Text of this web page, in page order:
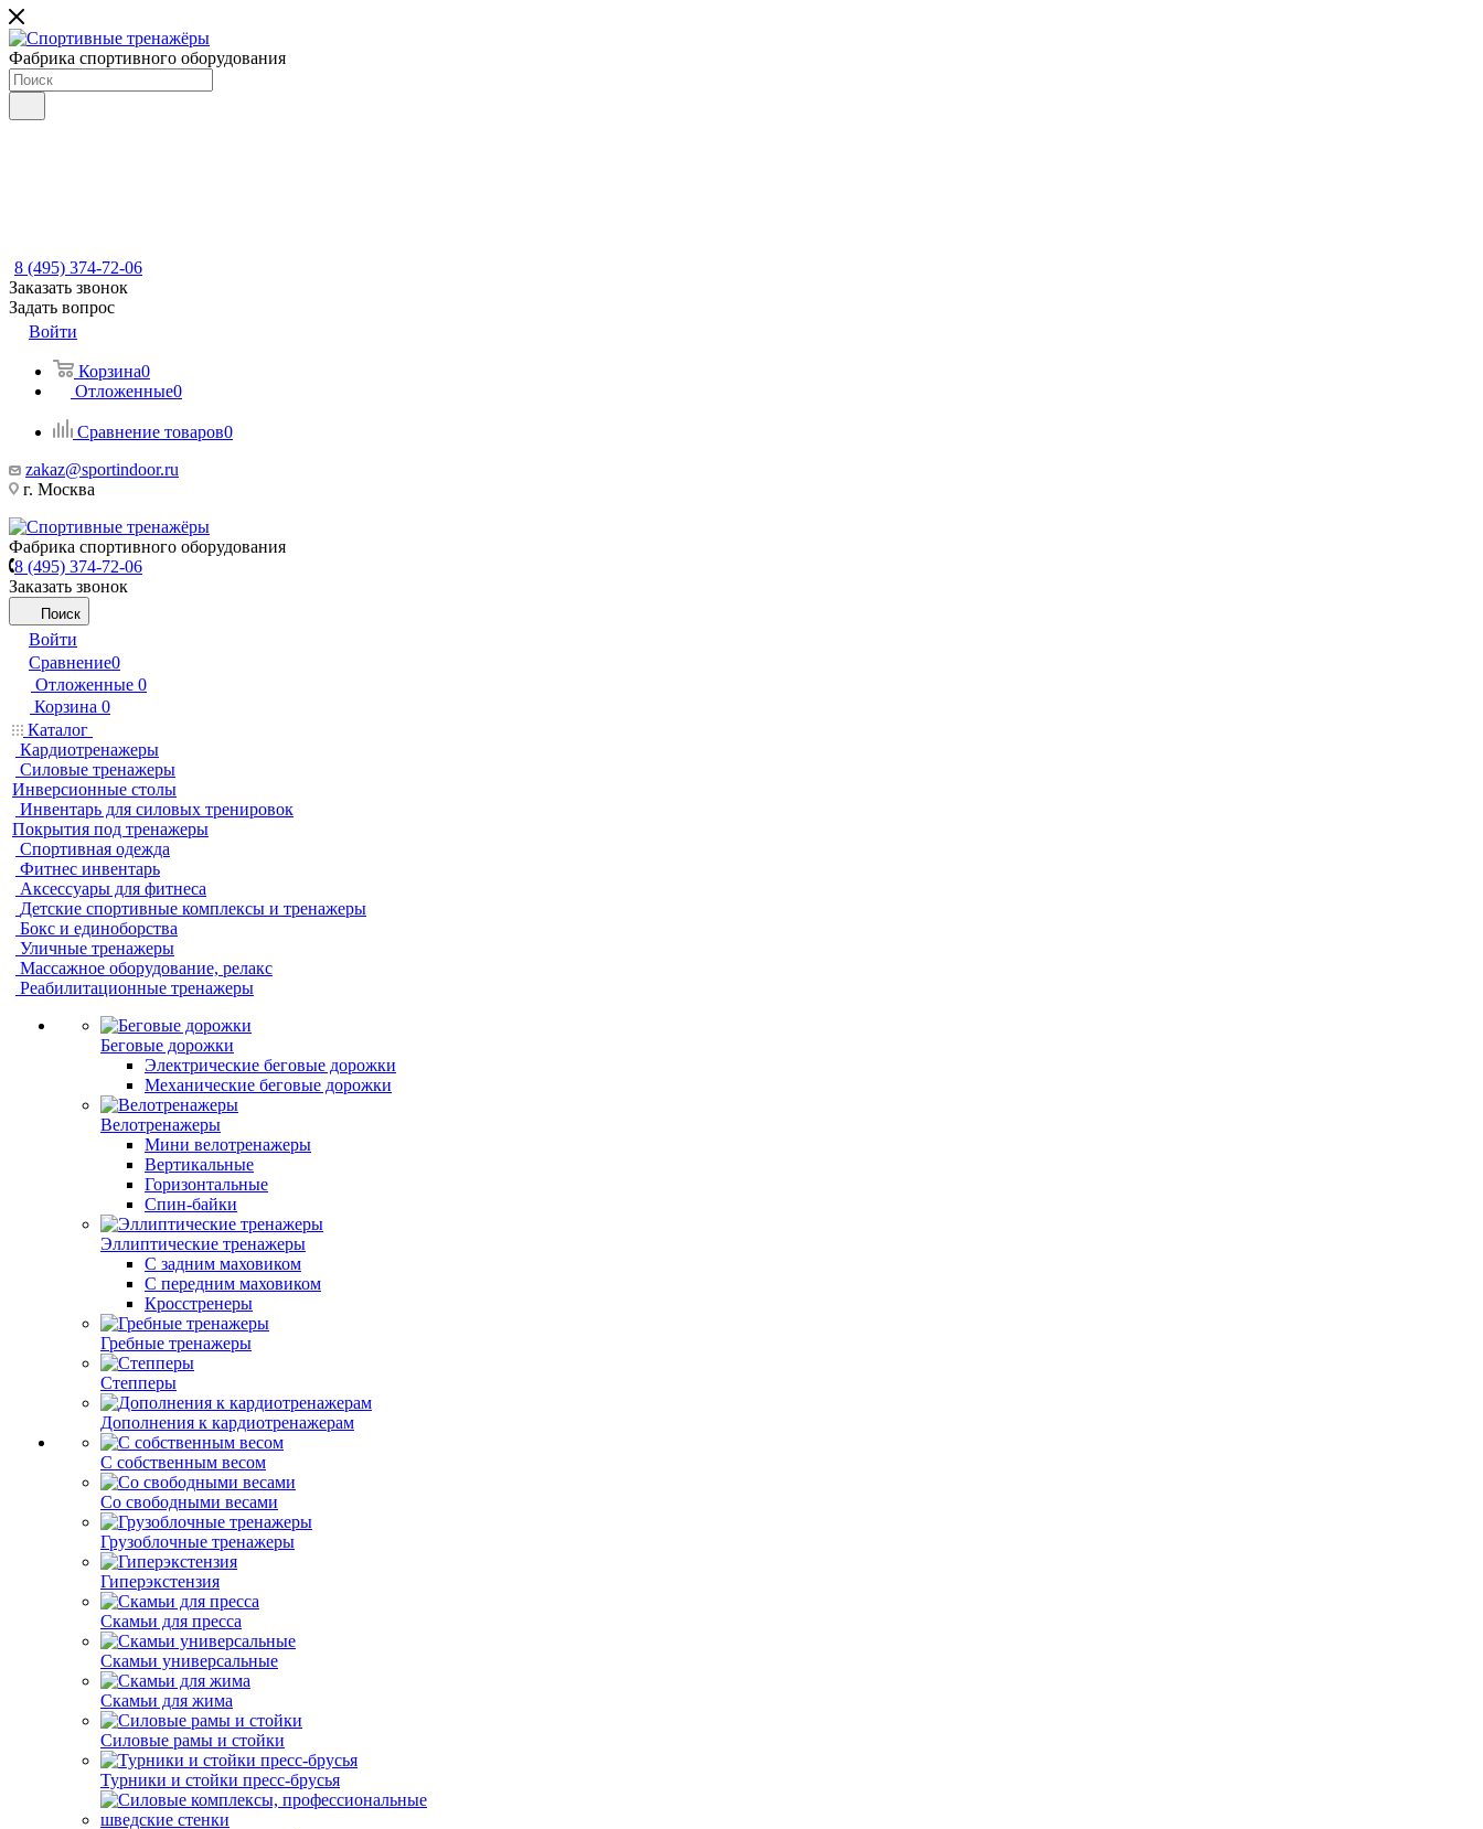
Фабрика спортивного оборудования
8 (495) 374-72-06
Заказать звонок
Задать вопрос
Войти
Корзина0
Отложенные0
Сравнение товаров0
zakaz@sportindoor.ru
г. Москва
Фабрика спортивного оборудования
8 (495) 374-72-06
Заказать звонок
Поиск
Войти
Сравнение0
Отложенные 0
Корзина 0
Каталог
Кардиотренажеры
Силовые тренажеры
Инверсионные столы
Инвентарь для силовых тренировок
Покрытия под тренажеры
Спортивная одежда
Фитнес инвентарь
Аксессуары для фитнеса
Детские спортивные комплексы и тренажеры
Бокс и единоборства
Уличные тренажеры
Массажное оборудование, релакс
Реабилитационные тренажеры
Беговые дорожки
Электрические беговые дорожки
Механические беговые дорожки
Велотренажеры
Мини велотренажеры
Вертикальные
Горизонтальные
Спин-байки
Эллиптические тренажеры
С задним маховиком
С передним маховиком
Кросстренеры
Гребные тренажеры
Степперы
Дополнения к кардиотренажерам
С собственным весом
Со свободными весами
Грузоблочные тренажеры
Гиперэкстензия
Скамьи для пресса
Скамьи универсальные
Скамьи для жима
Силовые рамы и стойки
Турники и стойки пресс-брусья